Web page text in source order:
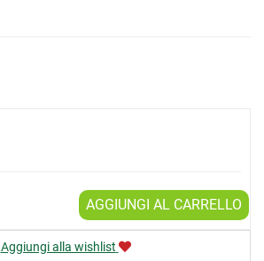
AGGIUNGI AL CARRELLO
Aggiungi alla wishlist